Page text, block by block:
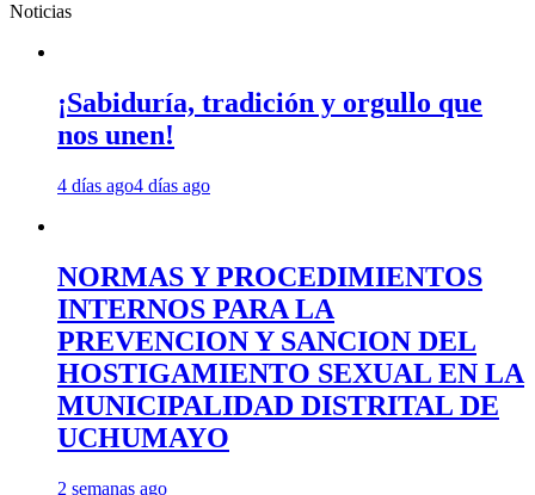
Noticias
¡Sabiduría, tradición y orgullo que
nos unen!
4 días ago4 días ago
NORMAS Y PROCEDIMIENTOS
INTERNOS PARA LA
PREVENCION Y SANCION DEL
HOSTIGAMIENTO SEXUAL EN LA
MUNICIPALIDAD DISTRITAL DE
UCHUMAYO
2 semanas ago